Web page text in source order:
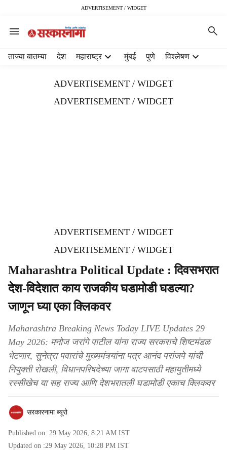
ADVERTISEMENT / WIDGET
ताज्या बातम्या देश महाराष्ट्र मुंबई पुणे विश्लेषण
ADVERTISEMENT / WIDGET
ADVERTISEMENT / WIDGET
ADVERTISEMENT / WIDGET
ADVERTISEMENT / WIDGET
Maharashtra Political Update : दिवसभरात
देश-विदेशात काय राजकीय घडामोडी घडल्या?
जाणून घ्या एका क्लिकवर
Maharashtra Breaking News Today LIVE Updates 29
May 2026: मनोज जरांगे पाटील यांना राज्य सरकराचे शिष्टमंडळ
भेटणार, सुनेत्रा पवारांचे मुख्यमंत्र्यांना पत्र आनंद परांजपे यांची
नियुक्ती रोखली, विधानपरिषदेच्या जागा वाटपसाठी महायुतीमध्ये
रस्सीखेच या सह राज्य आणि देशभरातली घडामोडी एकाच क्लिकवर
सरकारनामा ब्यूरो
Published on :29 May 2026, 8:21 AM IST
Updated on :29 May 2026, 10:28 PM IST